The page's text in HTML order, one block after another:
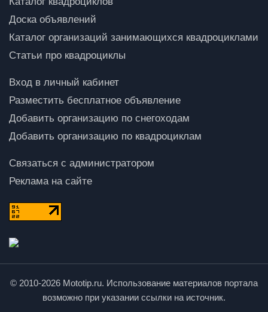
Доска объявлений
Каталог организаций занимающихся квадроциклами
Статьи про квадроциклы
Вход в личный кабинет
Разместить бесплатное объявление
Добавить организацию по снегоходам
Добавить организацию по квадроциклам
Связаться с администратором
Реклама на сайте
© 2010-2026 Mototip.ru. Использование материалов портала
возможно при указании ссылки на источник.